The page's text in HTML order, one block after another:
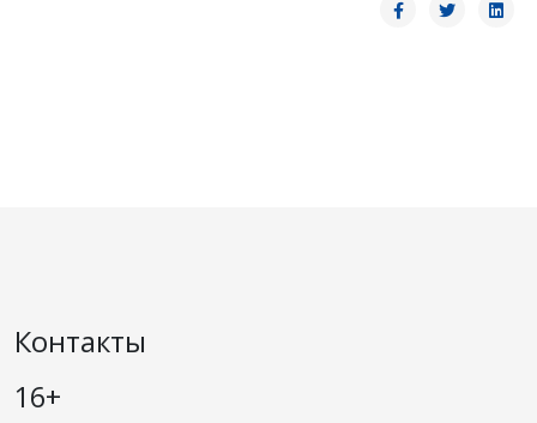
Контакты
16+